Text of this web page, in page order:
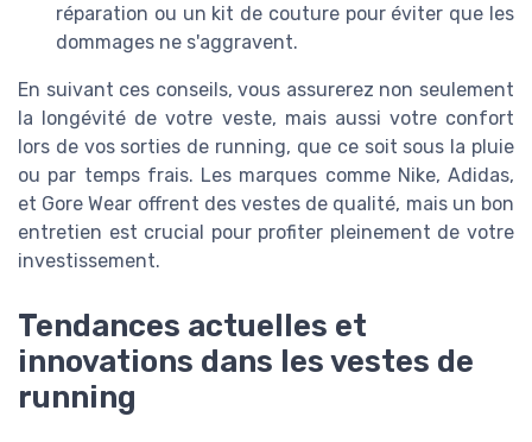
réparation ou un kit de couture pour éviter que les
dommages ne s'aggravent.
En suivant ces conseils, vous assurerez non seulement
la longévité de votre veste, mais aussi votre confort
lors de vos sorties de running, que ce soit sous la pluie
ou par temps frais. Les marques comme Nike, Adidas,
et Gore Wear offrent des vestes de qualité, mais un bon
entretien est crucial pour profiter pleinement de votre
investissement.
Tendances actuelles et
innovations dans les vestes de
running